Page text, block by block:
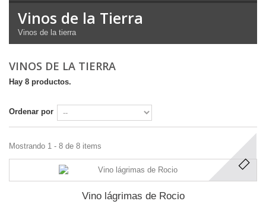
Vinos de la Tierra
Vinos de la tierra
VINOS DE LA TIERRA
Hay 8 productos.
Ordenar por
Mostrando 1 - 8 de 8 items
Vino lágrimas de Rocio